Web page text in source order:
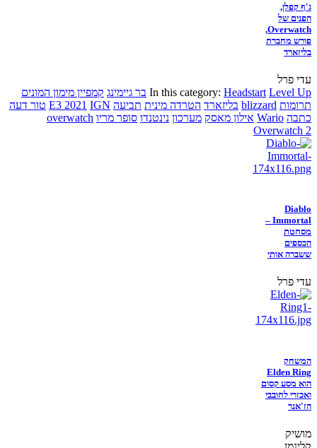
ג'ף קפלן,
הפנים של
Overwatch,
פורש מחברת
בליזארד
עדי פרל
In this category: Headstart Level Up בר גיימינג קמפיין מימון המונים
תרומות blizzard בליזארד הטרדה מינית תביעה E3 2021 IGN
טור דעה
כתבה Wario אילון מאסק מערכון נינטנדו סופר מריו overwatch
Overwatch 2
Diablo
Immortal –
מסחטת
הכספים
ששברה אותי
עדי פרל
המשחק
Elden Ring
הוא מסע קסום
ואכזרי לחובבי
הז'אנר
מושיק